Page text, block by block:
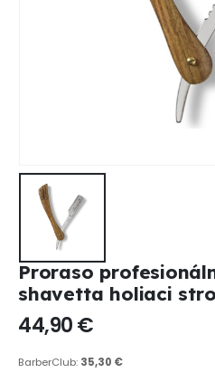
Proraso
shavetta holiaci
44,90€
BarberClub: 35,30 €